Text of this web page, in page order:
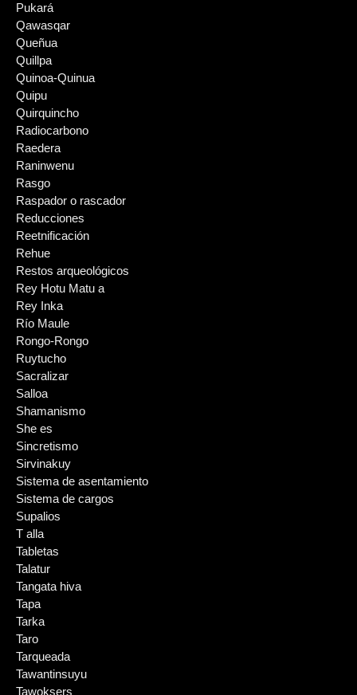
Pukará
Qawasqar
Queñua
Quillpa
Quinoa-Quinua
Quipu
Quirquincho
Radiocarbono
Raedera
Raninwenu
Rasgo
Raspador o rascador
Reducciones
Reetnificación
Rehue
Restos arqueológicos
Rey Hotu Matu a
Rey Inka
Río Maule
Rongo-Rongo
Ruytucho
Sacralizar
Salloa
Shamanismo
She es
Sincretismo
Sirvinakuy
Sistema de asentamiento
Sistema de cargos
Supalios
T alla
Tabletas
Talatur
Tangata hiva
Tapa
Tarka
Taro
Tarqueada
Tawantinsuyu
Tawoksers